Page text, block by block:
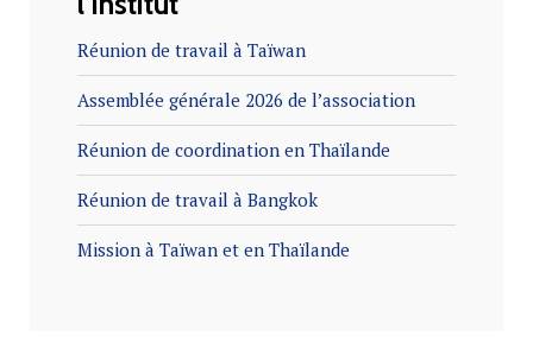
suite
…Lire la suite
…Lire la suite
Lire la suite
…Lire la suite
…Lire la suite
Réunion de travail à Taïwan
Assemblée générale 2026 de l’association
Réunion de coordination en Thaïlande
Réunion de travail à Bangkok
Mission à Taïwan et en Thaïlande